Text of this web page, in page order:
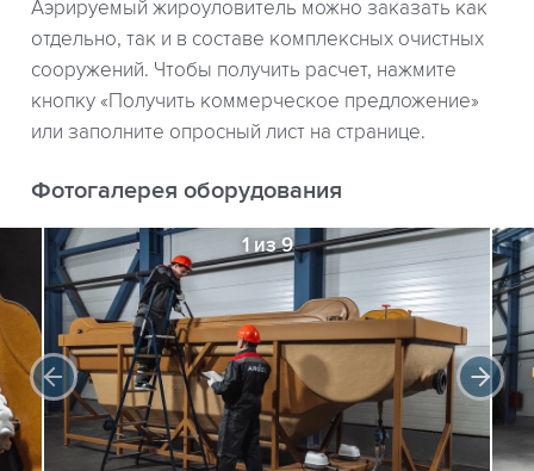
Аэрируемый жироуловитель можно заказать как
отдельно, так и в составе комплексных очистных
сооружений. Чтобы получить расчет, нажмите
кнопку «Получить коммерческое предложение»
или заполните опросный лист на странице.
Фотогалерея оборудования
1 из 9